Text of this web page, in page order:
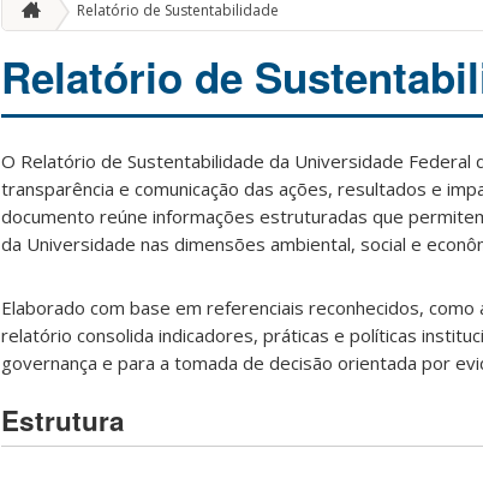
Relatório de Sustentabilidade
Relatório de
O Relatório de Sustentabilidade da Universidade
transparência e comunicação das ações, resultados e
documento reúne informações estruturadas que
da Universidade nas dimensões ambiental, social e
Elaborado com base em referenciais reconhecidos,
relatório consolida indicadores, práticas e políticas
governança e para a tomada de decisão orientada por
Estrutura